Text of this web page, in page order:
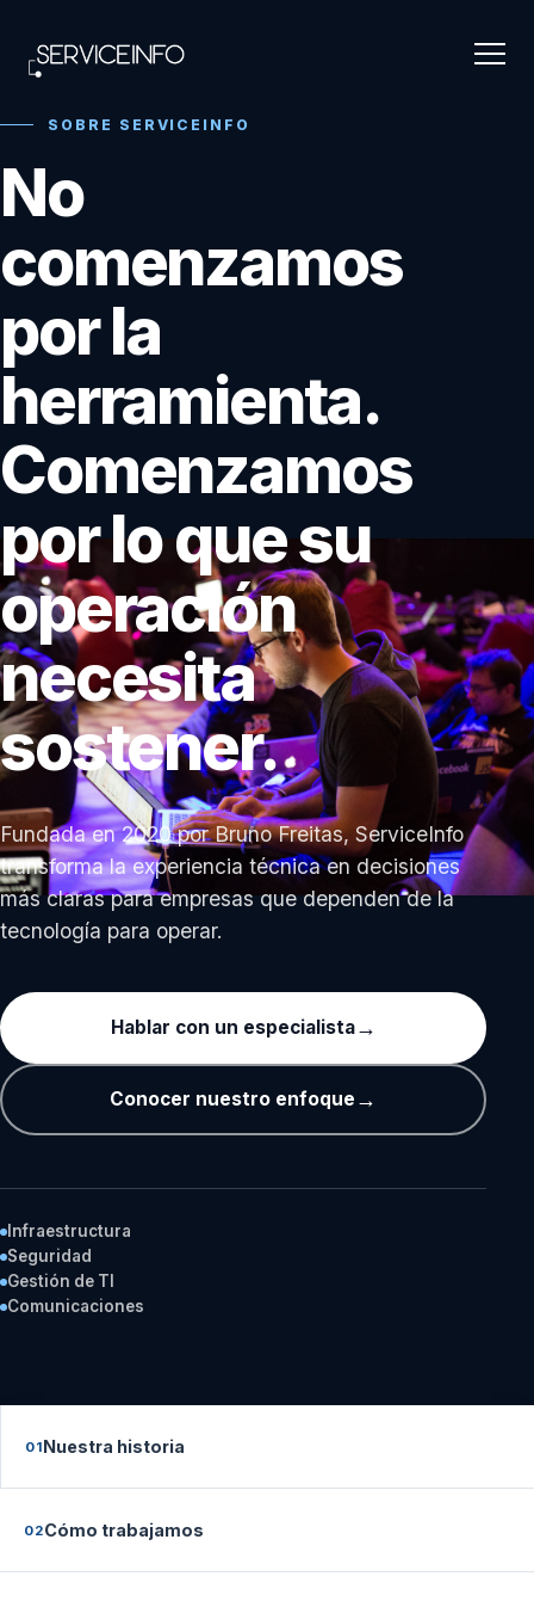
contenido
SOBRE SERVICEINFO
No
comenzamos
por la
herramienta.
Comenzamos
por lo que su
operación
necesita
sostener.
Fundada en 2020 por Bruno Freitas, ServiceInfo
transforma la experiencia técnica en decisiones
más claras para empresas que dependen de la
tecnología para operar.
Hablar con un especialista
Conocer nuestro enfoque
Infraestructura
Seguridad
Gestión de TI
Comunicaciones
01Nuestra historia
02Cómo trabajamos